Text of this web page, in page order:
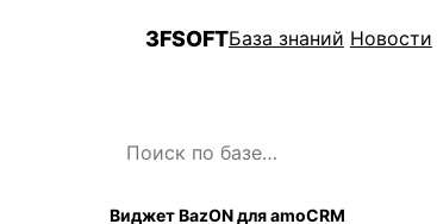
3FSOFTБаза знаний Новости
Виджет BazON для amoCRM